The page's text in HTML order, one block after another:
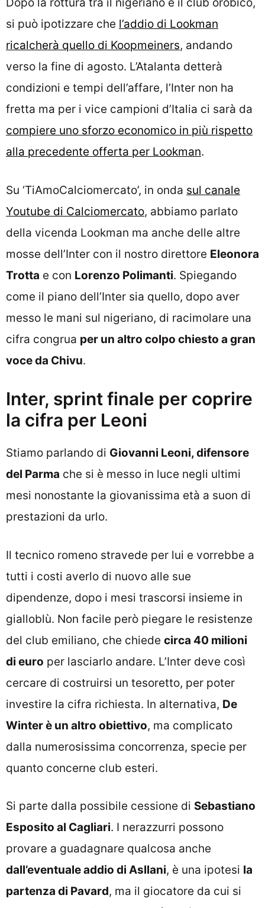
Dopo la rottura tra il nigeriano e il club orobico,
si può ipotizzare che l’addio di Lookman
ricalcherà quello di Koopmeiners, andando
verso la fine di agosto. L’Atalanta detterà
condizioni e tempi dell’affare, l’Inter non ha
fretta ma per i vice campioni d’Italia ci sarà da
compiere uno sforzo economico in più rispetto
alla precedente offerta per Lookman.
Su ‘TiAmoCalciomercato’, in onda sul canale
Youtube di Calciomercato, abbiamo parlato
della vicenda Lookman ma anche delle altre
mosse dell’Inter con il nostro direttore Eleonora
Trotta e con Lorenzo Polimanti. Spiegando
come il piano dell’Inter sia quello, dopo aver
messo le mani sul nigeriano, di racimolare una
cifra congrua per un altro colpo chiesto a gran
voce da Chivu.
Inter, sprint finale per coprire
la cifra per Leoni
Stiamo parlando di Giovanni Leoni, difensore
del Parma che si è messo in luce negli ultimi
mesi nonostante la giovanissima età a suon di
prestazioni da urlo.
Il tecnico romeno stravede per lui e vorrebbe a
tutti i costi averlo di nuovo alle sue
dipendenze, dopo i mesi trascorsi insieme in
gialloblù. Non facile però piegare le resistenze
del club emiliano, che chiede circa 40 milioni
di euro per lasciarlo andare. L’Inter deve così
cercare di costruirsi un tesoretto, per poter
investire la cifra richiesta. In alternativa, De
Winter è un altro obiettivo, ma complicato
dalla numerosissima concorrenza, specie per
quanto concerne club esteri.
Si parte dalla possibile cessione di Sebastiano
Esposito al Cagliari. I nerazzurri possono
provare a guadagnare qualcosa anche
dall’eventuale addio di Asllani, è una ipotesi la
partenza di Pavard, ma il giocatore da cui si